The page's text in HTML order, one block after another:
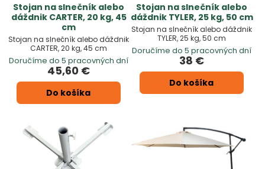
Stojan na slnečník alebo
dáždnik CARTER, 20 kg, 45
cm
Stojan na slnečník alebo dáždnik
CARTER, 20 kg, 45 cm
Doručíme do 5 pracovných dní
45,60 €
Do košíka
Stojan na slnečník alebo
dáždnik TYLER, 25 kg, 50 cm
Stojan na slnečník alebo dáždnik
TYLER, 25 kg, 50 cm
Doručíme do 5 pracovných dní
38 €
Do košíka